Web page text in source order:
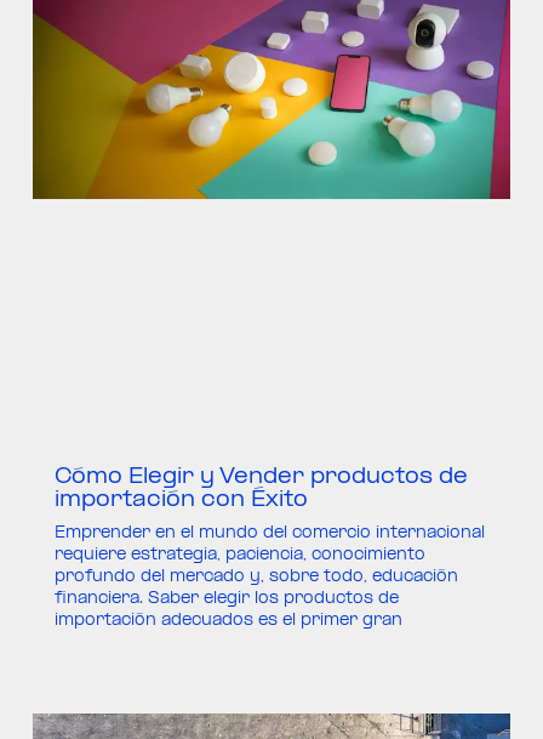
Cómo Elegir y Vender productos de
importación con Éxito
Emprender en el mundo del comercio internacional
requiere estrategia, paciencia, conocimiento
profundo del mercado y, sobre todo, educación
financiera. Saber elegir los productos de
importación adecuados es el primer gran